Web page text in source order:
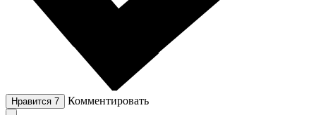
Нравится 7 Комментировать